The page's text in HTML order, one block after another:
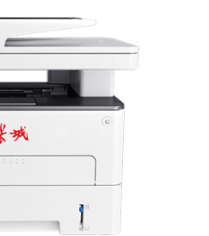
高速双面黑白激光多功
分钟33页；主控芯片工
超大内存...